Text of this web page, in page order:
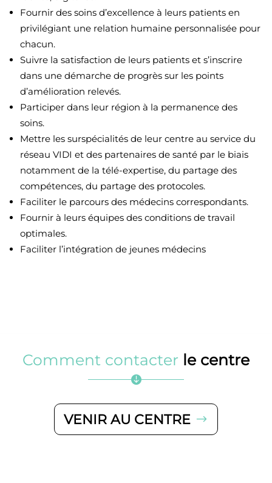
Fournir des soins d’excellence à leurs patients en
privilégiant une relation humaine personnalisée pour
chacun.
Suivre la satisfaction de leurs patients et s’inscrire
dans une démarche de progrès sur les points
d’amélioration relevés.
Participer dans leur région à la permanence des
soins.
Mettre les surspécialités de leur centre au service du
réseau VIDI et des partenaires de santé par le biais
notamment de la télé-expertise, du partage des
compétences, du partage des protocoles.
Faciliter le parcours des médecins correspondants.
Fournir à leurs équipes des conditions de travail
optimales.
Faciliter l’intégration de jeunes médecins
Comment contacter le centre

VENIR AU CENTRE